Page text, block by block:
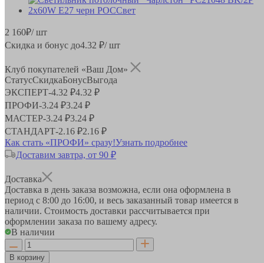
2 160₽/ шт
Скидка и бонус до4.32 ₽/ шт
Клуб покупателей «Ваш Дом»
СтатусСкидкаБонусВыгода
ЭКСПЕРТ-4.32 ₽4.32 ₽
ПРОФИ-3.24 ₽3.24 ₽
МАСТЕР-3.24 ₽3.24 ₽
СТАНДАРТ-2.16 ₽2.16 ₽
Как стать «ПРОФИ» сразу!Узнать подробнее
Доставим завтра, от 90 ₽
Доставка
Доставка в день заказа возможна, если она оформлена в
период с 8:00 до 16:00, и весь заказанный товар имеется в
наличии. Стоимость доставки рассчитывается при
оформлении заказа по вашему адресу.
В наличии
В корзину